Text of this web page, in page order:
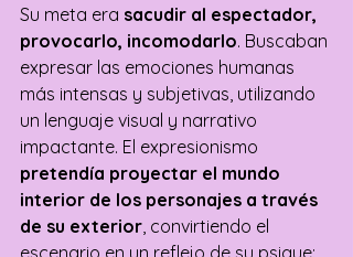
Su meta era sacudir al espectador,
provocarlo, incomodarlo. Buscaban
expresar las emociones humanas
más intensas y subjetivas, utilizando
un lenguaje visual y narrativo
impactante. El expresionismo
pretendía proyectar el mundo
interior de los personajes a través
de su exterior, convirtiendo el